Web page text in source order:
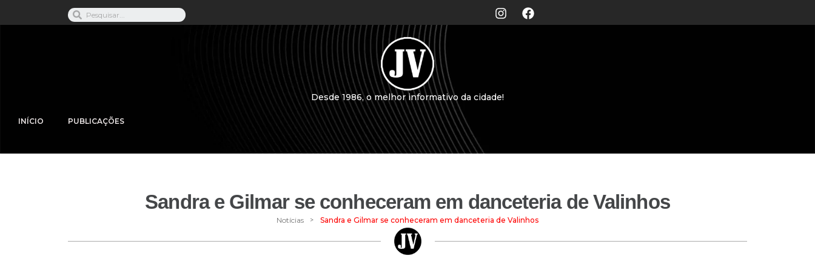
Desde 1986, o melhor informativo da cidade!
INÍCIO PUBLICAÇÕES
Sandra e Gilmar se conheceram em danceteria de Valinhos
Notícias > Sandra e Gilmar se conheceram em danceteria de Valinhos